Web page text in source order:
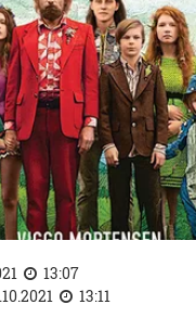
13:07
13:11